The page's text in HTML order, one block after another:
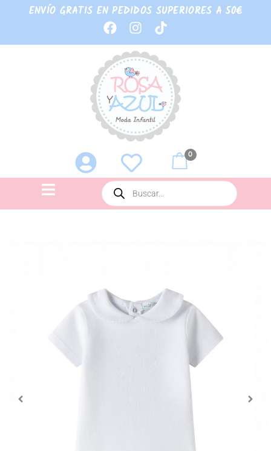
ENVÍO GRATIS EN PEDIDOS SUPERIORES A 50€
0